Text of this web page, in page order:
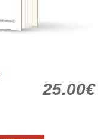
25.00€